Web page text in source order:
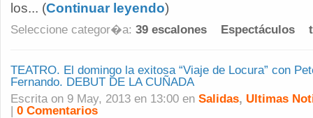
los... (Continuar leyendo)
Seleccione categor�a: 39 escalones Espectáculos
TEATRO. El domingo la exitosa “Viaje de Locura” con
Fernando. DEBUT DE LA CUÑADA
Escrita on 9 May, 2013 en 13:00 en Salidas, Ultimas
| 0 Comentarios